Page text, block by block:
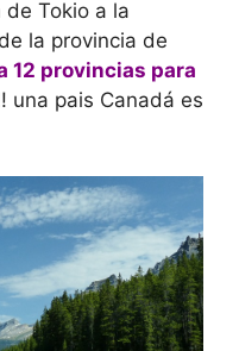
Tokio a la
la provincia de
12 provincias para
una pais Canadá es